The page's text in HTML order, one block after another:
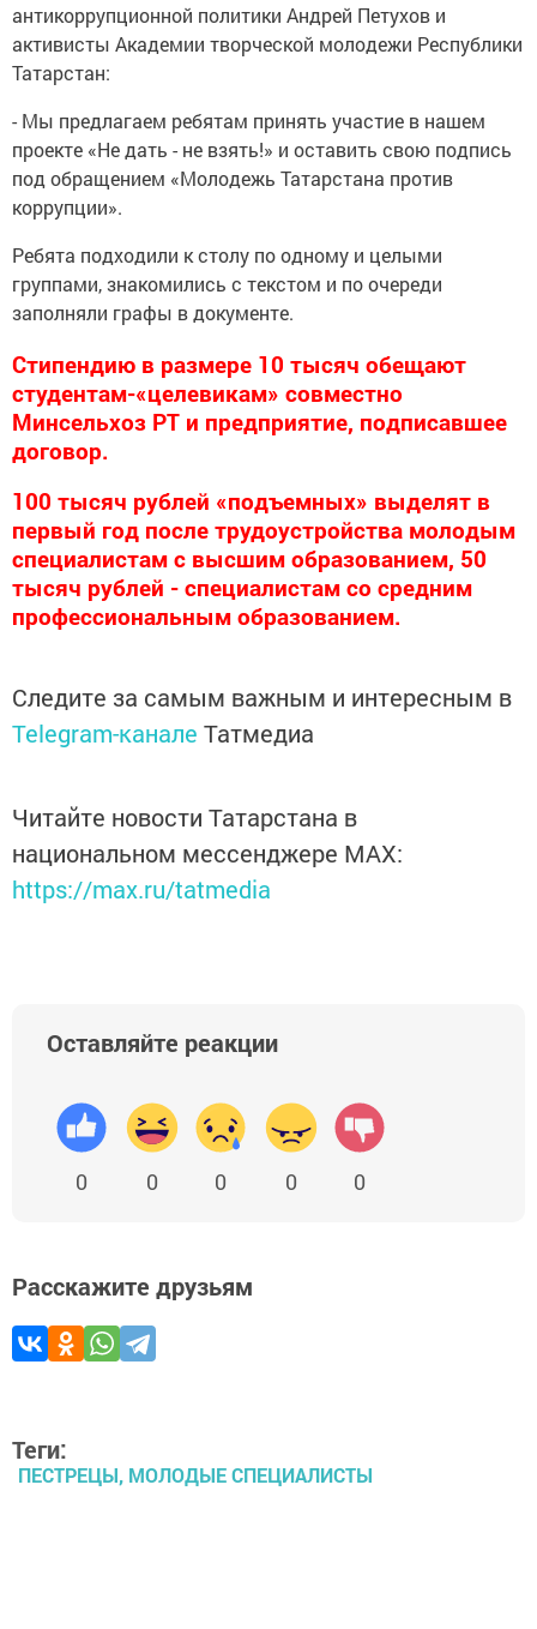
антикоррупционной политики Андрей Петухов и
активисты Академии творческой молодежи Республики
Татарстан:
- Мы предлагаем ребятам принять участие в нашем
проекте «Не дать - не взять!» и оставить свою подпись
под обращением «Молодежь Татарстана против
коррупции».
Ребята подходили к столу по одному и целыми
группами, знакомились с текстом и по очереди
заполняли графы в документе.
Стипендию в размере 10 тысяч обещают
студентам-«целевикам» совместно
Минсельхоз РТ и предприятие, подписавшее
договор.
100 тысяч рублей «подъемных» выделят в
первый год после трудоустройства молодым
специалистам с высшим образованием, 50
тысяч рублей - специалистам со средним
профессиональным образованием.
Следите за самым важным и интересным в
Telegram-канале Татмедиа
Читайте новости Татарстана в
национальном мессенджере MАХ:
https://max.ru/tatmedia
Оставляйте реакции
0 0 0 0 0
Расскажите друзьям
Теги:
ПЕСТРЕЦЫ, МОЛОДЫЕ СПЕЦИАЛИСТЫ